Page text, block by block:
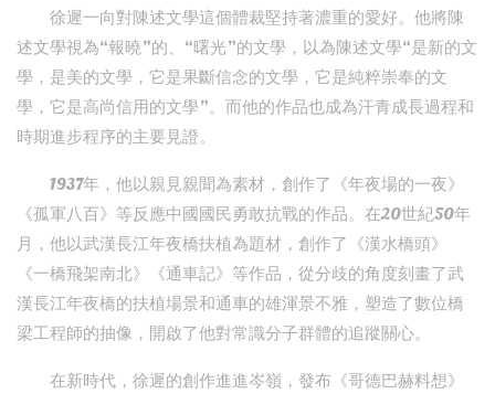
徐遲一向對陳述文學這個體裁堅持著濃重的愛好。他將陳
述文學視為“報曉”的、“曙光”的文學，以為陳述文學“是新的文
學，是美的文學，它是果斷信念的文學，它是純粹崇奉的文
學，它是高尚信用的文學”。而他的作品也成為汗青成長過程和
時期進步程序的主要見證。
1937年，他以親見親聞為素材，創作了《年夜場的一夜》
《孤軍八百》等反應中國國民勇敢抗戰的作品。在20世紀50年
月，他以武漢長江年夜橋扶植為題材，創作了《漢水橋頭》
《一橋飛架南北》《通車記》等作品，從分歧的角度刻畫了武
漢長江年夜橋的扶植場景和通車的雄渾景不雅，塑造了數位橋
梁工程師的抽像，開啟了他對常識分子群體的追蹤關心。
在新時代，徐遲的創作進進岑嶺，發布《哥德巴赫料想》